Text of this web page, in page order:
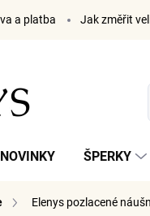
a platba Jak změřit
NOVINKY ŠPERKY
Elenys pozlacené